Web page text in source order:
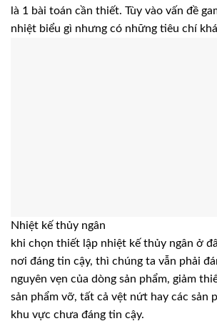
là 1 bài toán cần thiết. Tùy vào vấn đề
nhiệt biểu gì nhưng có những tiêu chí
Nhiệt kế thủy ngân
khi chọn thiết lập nhiệt kế thủy ngân ở
nơi đáng tin cậy, thì chúng ta vẫn phải
nguyên vẹn của dòng sản phẩm, giảm
sản phẩm vỡ, tất cả vệt nứt hay các sản
khu vực chưa đáng tin cậy.